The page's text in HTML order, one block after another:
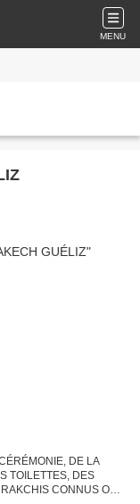
MENU
DE LA
TOILETTES, DES
CONNUS OU